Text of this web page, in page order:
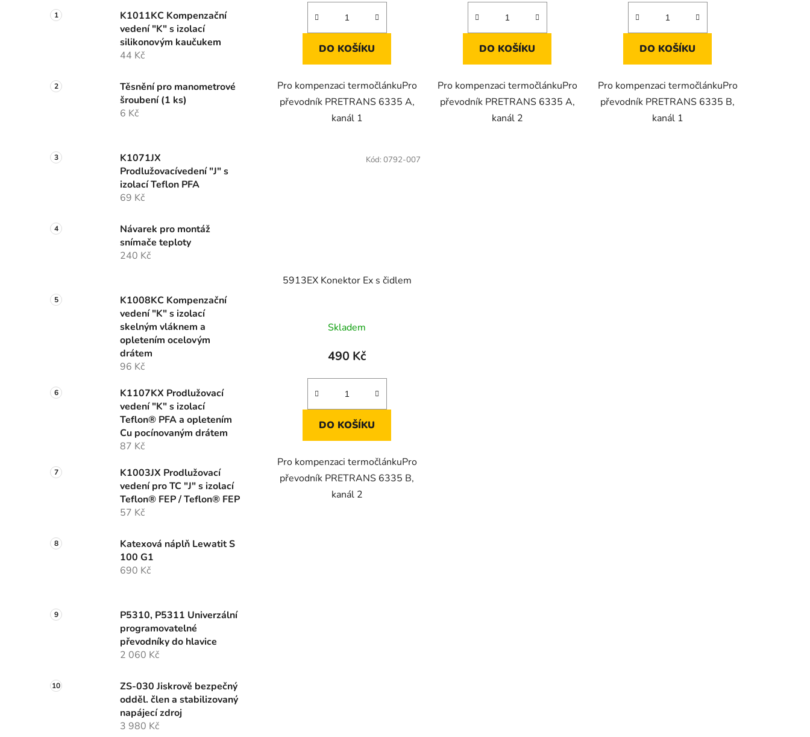
K1011KC Kompenzační
vedení "K" s izolací
silikonovým kaučukem
44 Kč
Těsnění pro manometrové
šroubení (1 ks)
6 Kč
K1071JX
Prodlužovacívedení "J" s
izolací Teflon PFA
69 Kč
Návarek pro montáž
snímače teploty
240 Kč
K1008KC Kompenzační
vedení "K" s izolací
skelným vláknem a
opletením ocelovým
drátem
96 Kč
K1107KX Prodlužovací
vedení "K" s izolací
Teflon® PFA a opletením
Cu pocínovaným drátem
87 Kč
K1003JX Prodlužovací
vedení pro TC "J" s izolací
Teflon® FEP / Teflon® FEP
57 Kč
Katexová náplň Lewatit S
100 G1
690 Kč
P5310, P5311 Univerzální
programovatelné
převodníky do hlavice
2 060 Kč
ZS-030 Jiskrově bezpečný
odděl. člen a stabilizovaný
napájecí zdroj
3 980 Kč
DO KOŠÍKU
Pro kompenzaci termočlánkuPro
převodník PRETRANS 6335 A,
kanál 1
DO KOŠÍKU
Pro kompenzaci termočlánkuPro
převodník PRETRANS 6335 A,
kanál 2
DO KOŠÍKU
Pro kompenzaci termočlánkuPro
převodník PRETRANS 6335 B,
kanál 1
5913EX Konektor Ex s čidlem
Skladem
490 Kč
DO KOŠÍKU
Pro kompenzaci termočlánkuPro
převodník PRETRANS 6335 B,
kanál 2
Kód: 0792-007